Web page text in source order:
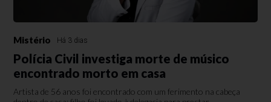
Mistério Há 3 dias
Polícia Civil investiga morte de músico
encontrado morto em casa
Artista de 56 anos foi encontrado com um ferimento na cabeça